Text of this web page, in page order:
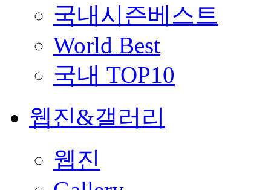
국내시즌베스트
World Best
국내 TOP10
웹진&갤러리
웹진